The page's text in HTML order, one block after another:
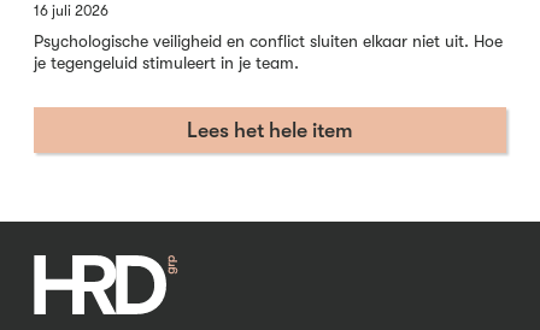
16 juli 2026
Psychologische veiligheid en conflict sluiten elkaar niet uit. Hoe
je tegengeluid stimuleert in je team.
Lees het hele item